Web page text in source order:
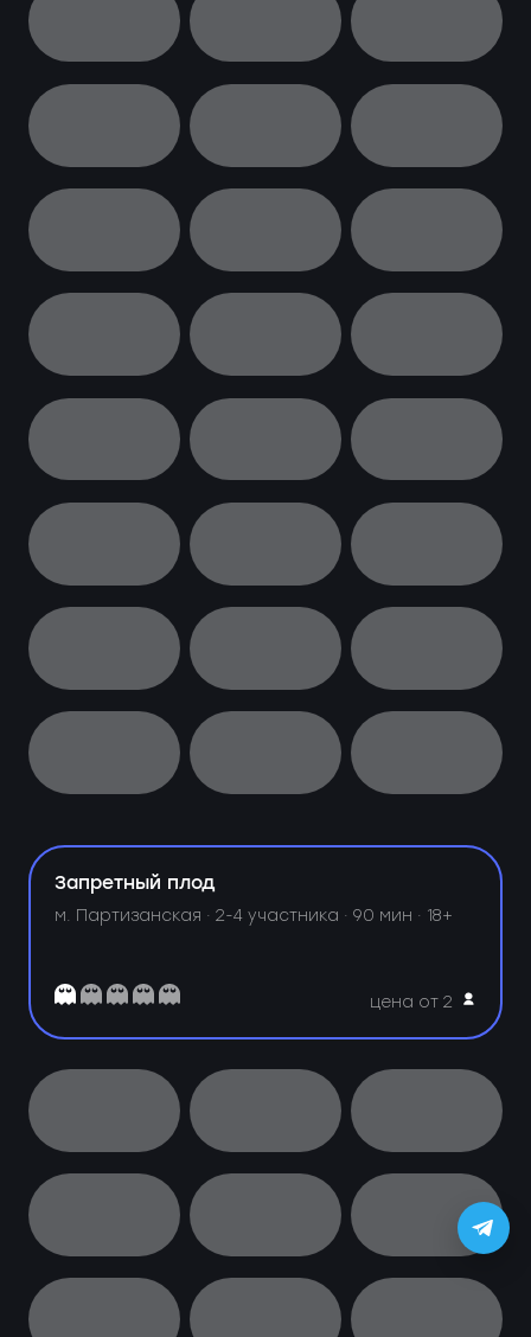
Запретный плод
м. Партизанская ·2-4 участника · 90 мин · 18+
цена от 2